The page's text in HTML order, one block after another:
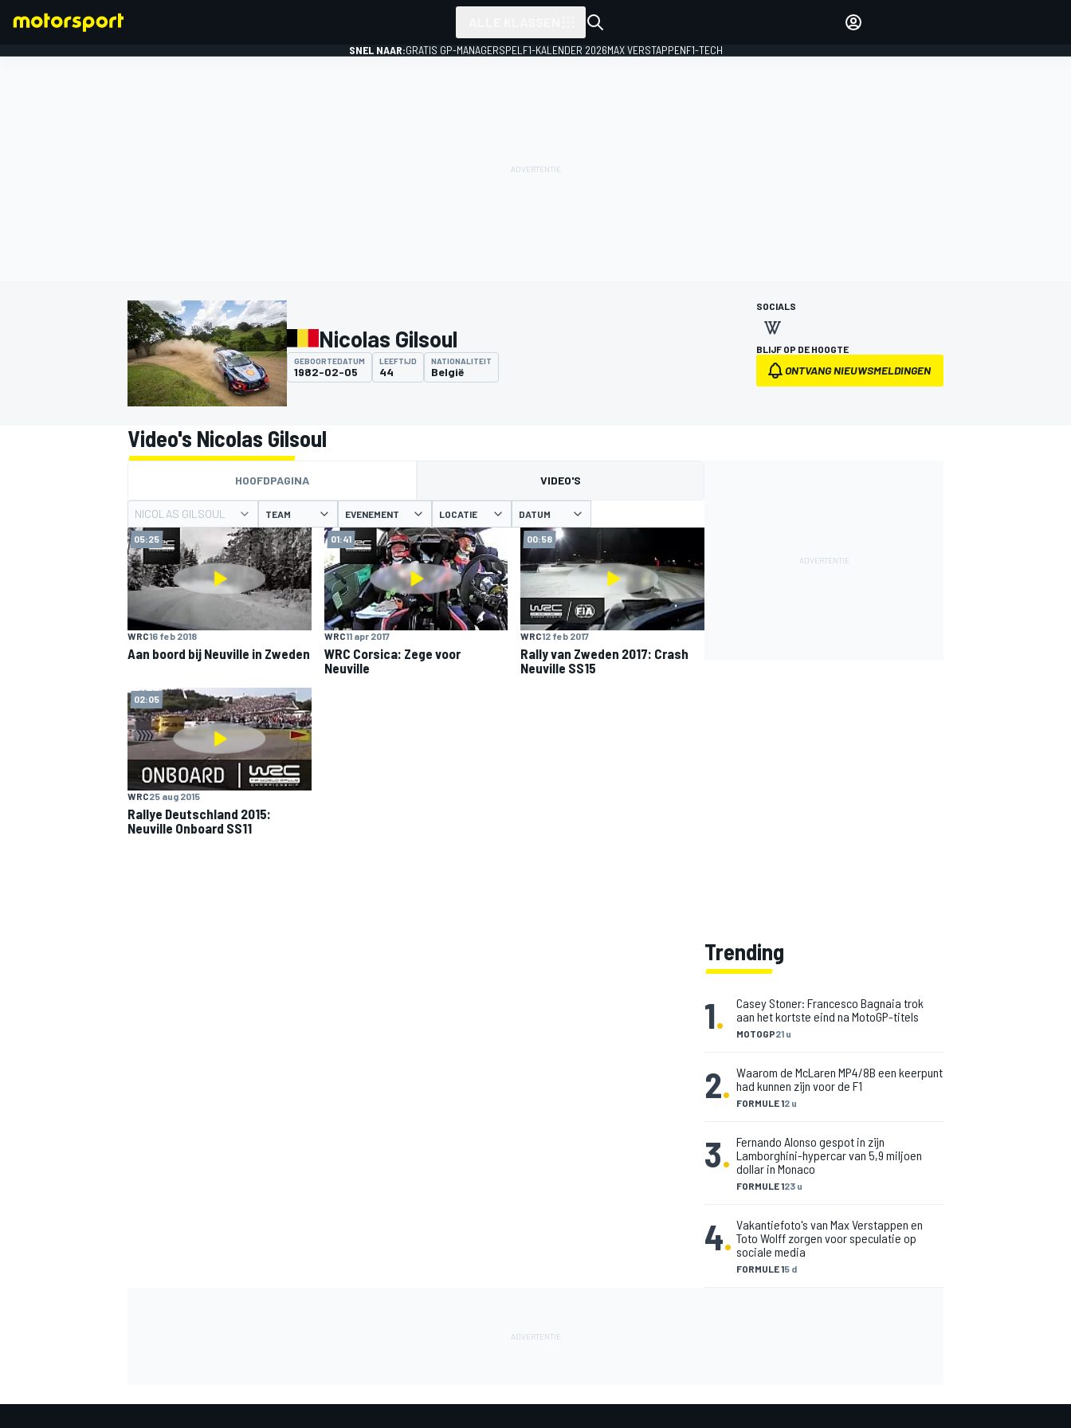
MOTOGP
INDYCAR
SNEL NAAR:GRATIS GP-MANAGERSPEL F1-KALENDER 2026MAX VERSTAPPENF1-TECH
Nicolas Gilsoul
GEBOORTEDATUM
1982-02-05
LEEFTIJD
44
NATIONALITEIT
België
SOCIALS
BLIJF OP DE HOOGTE
ONTVANG NIEUWSMELDINGEN
Video's Nicolas Gilsoul
HOOFDPAGINA VIDEO'S
NICOLAS GILSOUL TEAM EVENEMENT LOCATIE DATUM
05:25
WRC16 feb 2018
Aan boord bij Neuville in Zweden
01:41
WRC11 apr 2017
WRC Corsica: Zege voor
Neuville
00:58
WRC12 feb 2017
Rally van Zweden 2017: Crash
Neuville SS15
02:05
WRC25 aug 2015
Rallye Deutschland 2015:
Neuville Onboard SS11
Trending
1. MOTOGP21 u
Casey Stoner: Francesco Bagnaia trok
aan het kortste eind na MotoGP-titels
2. FORMULE 12 u
Waarom de McLaren MP4/8B een keerpunt
had kunnen zijn voor de F1
3.
FORMULE 123 u
Fernando Alonso gespot in zijn
Lamborghini-hypercar van 5,9 miljoen
dollar in Monaco
4.
FORMULE 15 d
Vakantiefoto's van Max Verstappen en
Toto Wolff zorgen voor speculatie op
sociale media